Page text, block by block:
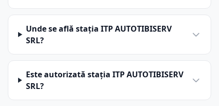
Unde se află stația ITP AUTOTIBISERV
SRL?
Este autorizată stația ITP AUTOTIBISERV
SRL?